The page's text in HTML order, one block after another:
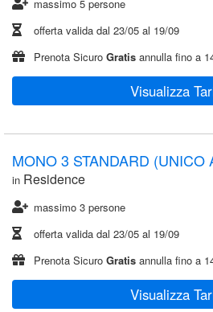
massimo 5 persone
offerta valida dal 23/05 al 19/09
Prenota Sicuro Gratis annulla fino a
Visualizza
MONO 3 STANDARD (UNICO
in Residence
massimo 3 persone
offerta valida dal 23/05 al 19/09
Prenota Sicuro Gratis annulla fino a
Visualizza